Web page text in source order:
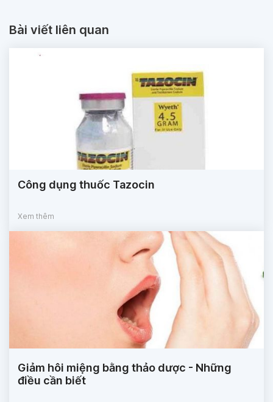
Bài viết liên quan
Công dụng thuốc Tazocin
Xem thêm
Giảm hôi miệng bằng thảo dược - Những
điều cần biết